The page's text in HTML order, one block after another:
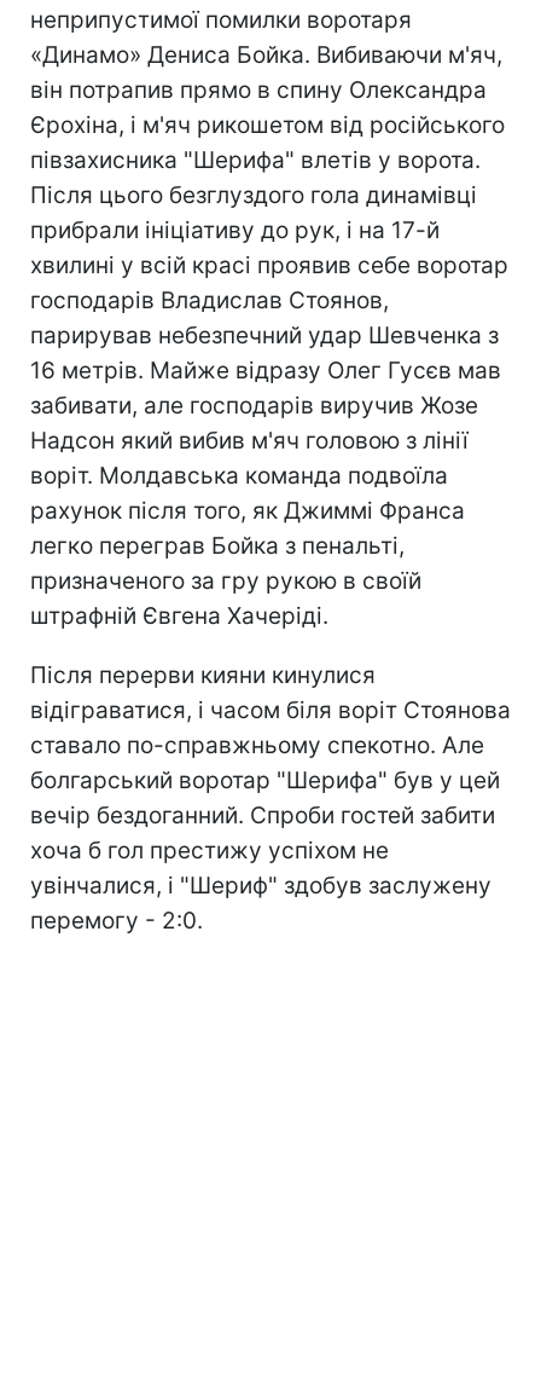
неприпустимої помилки воротаря
«Динамо» Дениса Бойка. Вибиваючи м'яч,
він потрапив прямо в спину Олександра
Єрохіна, і м'яч рикошетом від російського
півзахисника "Шерифа" влетів у ворота.
Після цього безглуздого гола динамівці
прибрали ініціативу до рук, і на 17-й
хвилині у всій красі проявив себе воротар
господарів Владислав Стоянов,
парирував небезпечний удар Шевченка з
16 метрів. Майже відразу Олег Гусєв мав
забивати, але господарів виручив Жозе
Надсон який вибив м'яч головою з лінії
воріт. Молдавська команда подвоїла
рахунок після того, як Джиммі Франса
легко переграв Бойка з пенальті,
призначеного за гру рукою в своїй
штрафній Євгена Хачеріді.
Після перерви кияни кинулися
відіграватися, і часом біля воріт Стоянова
ставало по-справжньому спекотно. Але
болгарський воротар "Шерифа" був у цей
вечір бездоганний. Спроби гостей забити
хоча б гол престижу успіхом не
увінчалися, і "Шериф" здобув заслужену
перемогу - 2:0.